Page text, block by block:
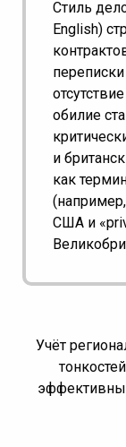
Стиль
English)
обилие
и
как
США и
Учёт